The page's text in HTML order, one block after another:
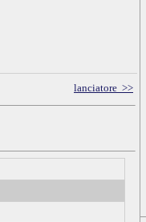
lanciatore >>